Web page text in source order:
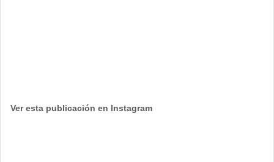
Ver esta publicación en Instagram